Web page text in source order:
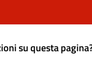
su questa